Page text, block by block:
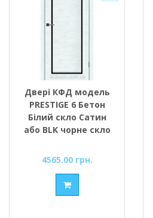
Двері КФД модель
PRESTIGE 6 Бетон
Білий скло Сатин
або BLK чорне скло
4565.00 грн.